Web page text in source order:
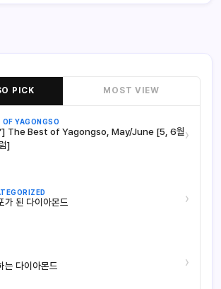
PICK MOST VIEW
YAGONGSO
The Best of Yagongso, May/June [5, 6월
]
›
가 된 다이아몬드 ›
는 다이아몬드 ›